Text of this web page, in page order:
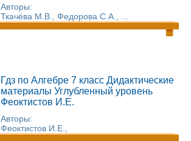
Авторы:
Ткачёва М.В., Федорова С.А., ...
Гдз по Алгебре 7 класс Дидактические
материалы Углубленный уровень
Феоктистов И.Е.
Авторы:
Феоктистов И.Е.,